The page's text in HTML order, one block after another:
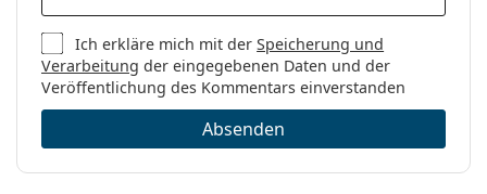
Ich erkläre mich mit derSpeicherung und
Verarbeitung der eingegebenen Daten und der
Veröffentlichung des Kommentars einverstanden
Absenden